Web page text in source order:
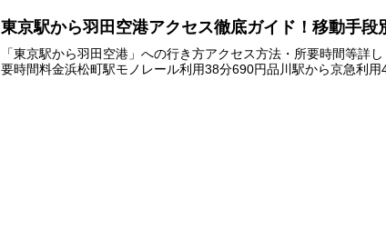
東京駅から羽田空港アクセス徹底ガイド！移動手段
「東京駅から羽田空港」への行き方アクセス方法・所要時間等詳
要時間料金浜松町駅モノレール利用38分690円品川駅から京急利